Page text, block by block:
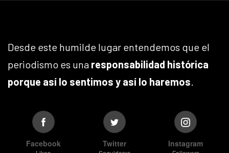
Desde este humilde lugar entendemos que el
periodismo es una responsabilidad histórica
porque así lo sentimos y así lo haremos.
Facebook Twitter Instagram